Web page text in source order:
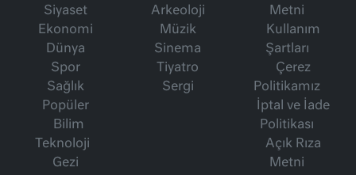
Siyaset
Ekonomi
Dünya
Spor
Sağlık
Popüler
Bilim
Teknoloji
Gezi
Arkeoloji
Müzik
Sinema
Tiyatro
Sergi
Metni
Kullanım
Şartları
Çerez
Politikamız
İptal ve İade
Politikası
Açık Rıza
Metni